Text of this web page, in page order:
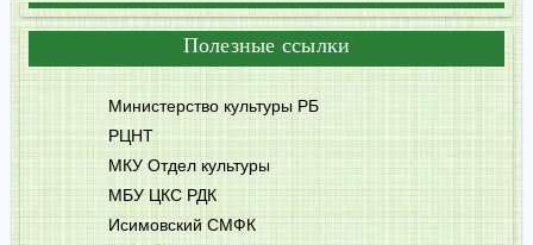
Полезные ссылки
Министерство культуры РБ
РЦНТ
МКУ Отдел культуры
МБУ ЦКС РДК
Исимовский СМФК